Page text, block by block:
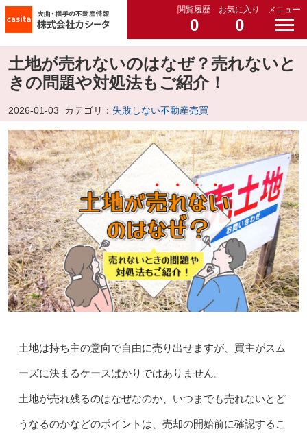
閲覧履歴
0
お気に入り
0
メニュー
土地が売れないのはなぜ？売れないと
きの問題や対処法もご紹介！
2026-01-03 カテゴリ： 失敗しない不動産売買
土地は持ち主の意向で自由に売り出せますが、買主がスム
ーズに決まるケースばかりではありません。
土地が売れ残るのはなぜなのか、いつまでも売れないとど
うなるのかなどのポイントは、売却の開始前に確認するこ